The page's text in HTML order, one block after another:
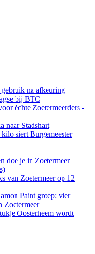
na afkeuring
bij BTC
échte Zoetermeerders -
naar Stadshart
siert Burgemeester
doe je in Zoetermeer
van Zoetermeer op 12
Paint groep: vier
Zoetermeer
Oosterheem wordt